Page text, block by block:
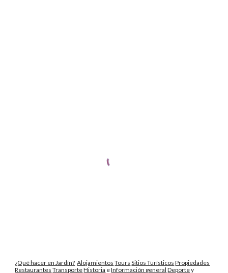
¿Qué hacer en Jardín? Alojamientos Tours Sitios Turísticos Propiedades
Restaurantes TransporteHistoria eInformación general Deportey